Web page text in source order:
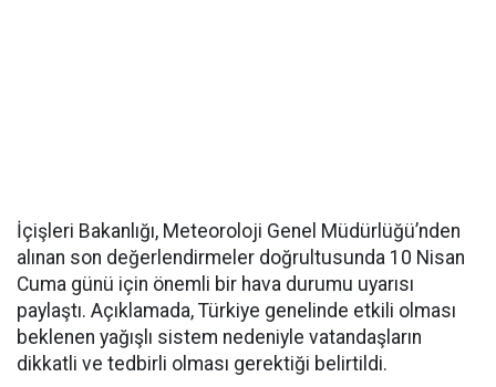
İçişleri Bakanlığı, Meteoroloji Genel Müdürlüğü’nden
alınan son değerlendirmeler doğrultusunda 10 Nisan
Cuma günü için önemli bir hava durumu uyarısı
paylaştı. Açıklamada, Türkiye genelinde etkili olması
beklenen yağışlı sistem nedeniyle vatandaşların
dikkatli ve tedbirli olması gerektiği belirtildi.